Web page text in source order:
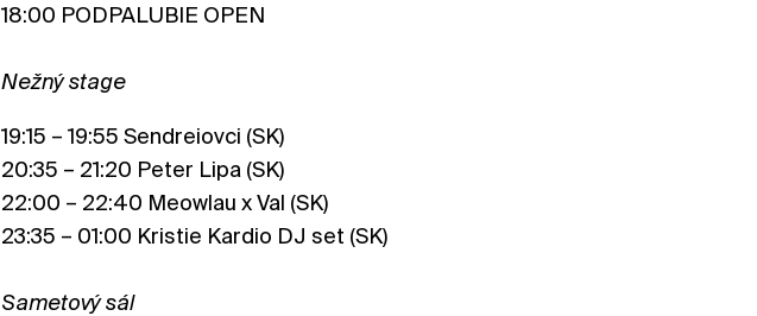
18:00 PODPALUBIE OPEN
Nežný stage
19:15 – 19:55 Sendreiovci (SK)
20:35 – 21:20 Peter Lipa (SK)
22:00 – 22:40 Meowlau x Val (SK)
23:35 – 01:00 Kristie Kardio DJ set (SK)
Sametový sál